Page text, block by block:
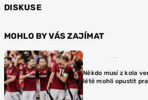
DISKUSE
MOHLO BY VÁS ZAJÍMAT
Někdo musí z kola
létě mohli opustit